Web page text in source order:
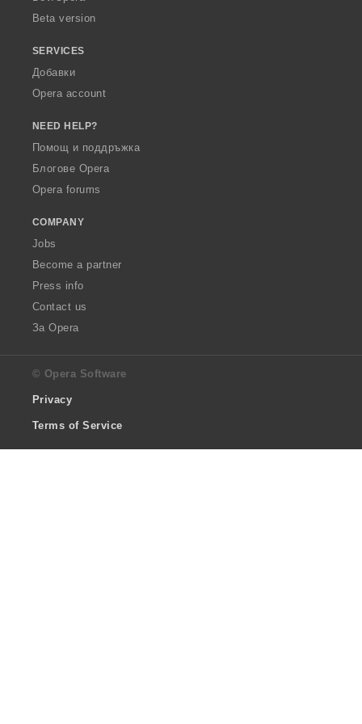
Beta version
SERVICES
Добавки
Opera account
NEED HELP?
Помощ и поддръжка
Блогове Opera
Opera forums
COMPANY
Jobs
Become a partner
Press info
Contact us
За Opera
© Opera Software
Privacy
Terms of Service